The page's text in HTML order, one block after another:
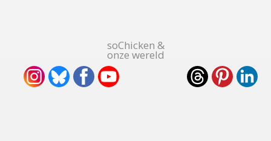
soChicken &
onze wereld